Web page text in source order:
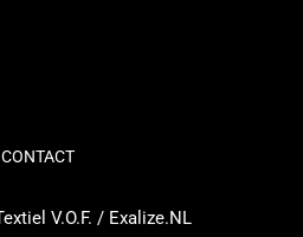
CONTACT
V.O.F. / Exalize.NL